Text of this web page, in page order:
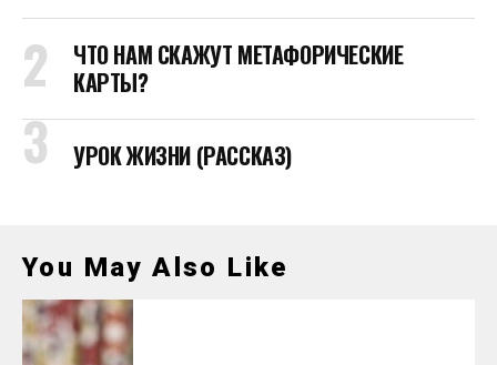
ЧТО НАМ СКАЖУТ МЕТАФОРИЧЕСКИЕ
КАРТЫ?
УРОК ЖИЗНИ (РАССКАЗ)
You May Also Like